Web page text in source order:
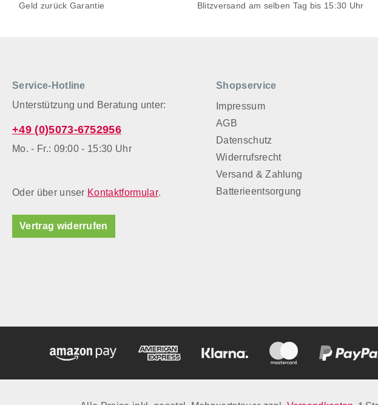
Geld zurück Garantie Blitzversand am selben Tag bis 15:30 Uhr
Service-Hotline
Unterstützung und Beratung unter:
+49 (0)5073-6752956
Mo. - Fr.: 09:00 - 15:30 Uhr
Oder über unser Kontaktformular.
Vertrag widerrufen
Shopservice
Impressum
AGB
Datenschutz
Widerrufsrecht
Versand & Zahlung
Batterieentsorgung